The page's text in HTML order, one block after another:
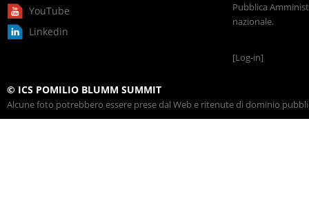
YouTube
Linkedin
Pubblica
nazionale.
[Log-in]
© ICS POMILIO BLUMM SUMMIT
Alcune foto potrebbero essere prese dal Web e ritenute di dominio